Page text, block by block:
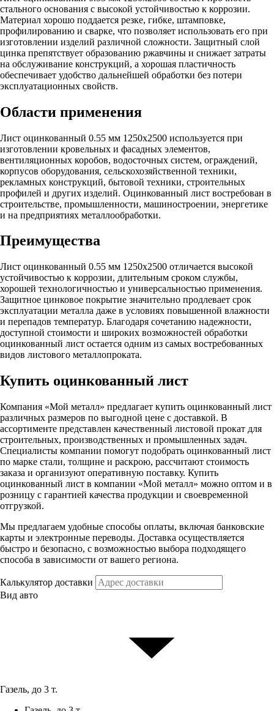
стального основания с высокой устойчивостью к коррозии.
Материал хорошо поддается резке, гибке, штамповке,
профилированию и сварке, что позволяет использовать его при
изготовлении изделий различной сложности. Защитный слой
цинка препятствует образованию ржавчины и снижает затраты
на обслуживание конструкций, а хорошая пластичность
обеспечивает удобство дальнейшей обработки без потери
эксплуатационных свойств.
Области применения
Лист оцинкованный 0.55 мм 1250x2500 используется при
изготовлении кровельных и фасадных элементов,
вентиляционных коробов, водосточных систем, ограждений,
корпусов оборудования, сельскохозяйственной техники,
рекламных конструкций, бытовой техники, строительных
профилей и других изделий. Оцинкованный лист востребован в
строительстве, промышленности, машиностроении, энергетике
и на предприятиях металлообработки.
Преимущества
Лист оцинкованный 0.55 мм 1250x2500 отличается высокой
устойчивостью к коррозии, длительным сроком службы,
хорошей технологичностью и универсальностью применения.
Защитное цинковое покрытие значительно продлевает срок
эксплуатации металла даже в условиях повышенной влажности
и перепадов температур. Благодаря сочетанию надежности,
доступной стоимости и широких возможностей обработки
оцинкованный лист остается одним из самых востребованных
видов листового металлопроката.
Купить оцинкованный лист
Компания «Мой металл» предлагает купить оцинкованный лист
различных размеров по выгодной цене с доставкой. В
ассортименте представлен качественный листовой прокат для
строительных, производственных и промышленных задач.
Специалисты компании помогут подобрать оцинкованный лист
по марке стали, толщине и раскрою, рассчитают стоимость
заказа и организуют оперативную поставку. Купить
оцинкованный лист в компании «Мой металл» можно оптом и в
розницу с гарантией качества продукции и своевременной
отгрузкой.
Мы предлагаем удобные способы оплаты, включая банковские
карты и электронные переводы. Доставка осуществляется
быстро и безопасно, с возможностью выбора подходящего
способа в зависимости от вашего региона.
Калькулятор доставки
Вид авто
Газель, до 3 т.